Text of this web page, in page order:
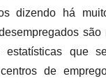
dizendo há
estatísticas que
de